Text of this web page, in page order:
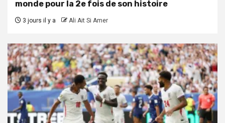
monde pour la 2e fois de son histoire
3 jours il y a Ali Ait Si Amer